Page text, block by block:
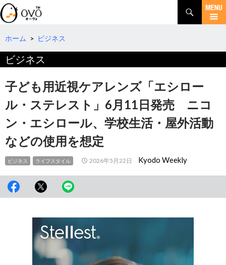
検
索
コ
テ
へ
ホーム > ビジネス
ビジネス
子ども用近視ケアレンズ「エシロー
ル・ステレスト」6月11日発売 ニコ
ン・エシロール、学校生活・屋外活動
などの使用を想定
ビジネス ライフスタイル 2026年5月22日 Kyodo Weekly